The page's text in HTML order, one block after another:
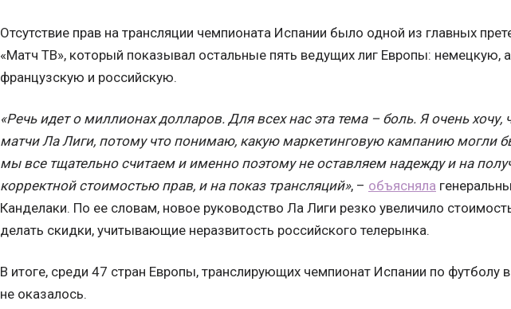
Отсутствие прав на трансляции чемпионата Испании было одной из главных
«Матч ТВ», который показывал остальные пять ведущих лиг Европы: немецкую,
французскую и российскую.
«Речь идет о миллионах долларов. Для всех нас эта тема – боль. Я очень
матчи Ла Лиги, потому что понимаю, какую маркетинговую кампанию могли
мы все тщательно считаем и именно поэтому не оставляем надежду и на
корректной стоимостью прав, и на показ трансляций», – объясняла
Канделаки. По ее словам, новое руководство Ла Лиги резко увеличило
делать скидки, учитывающие неразвитость российского телерынка.
В итоге, среди 47 стран Европы, транслирующих чемпионат Испании по футболу
не оказалось.